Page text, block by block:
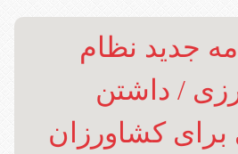
جدید نظام
/ داشتن
برای کشاورزان